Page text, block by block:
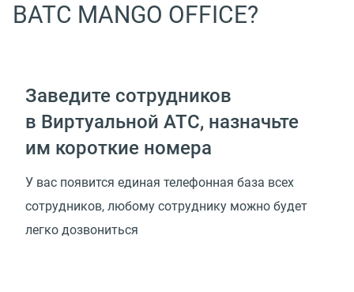
ВАТС MANGO OFFICE?
Заведите сотрудников
в Виртуальной АТС, назначьте
им короткие номера
У вас появится единая телефонная база всех
сотрудников, любому сотруднику можно будет
легко дозвониться